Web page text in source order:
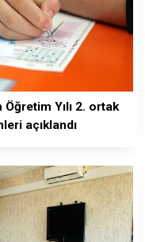
Yılı 2. ortak
açıklandı